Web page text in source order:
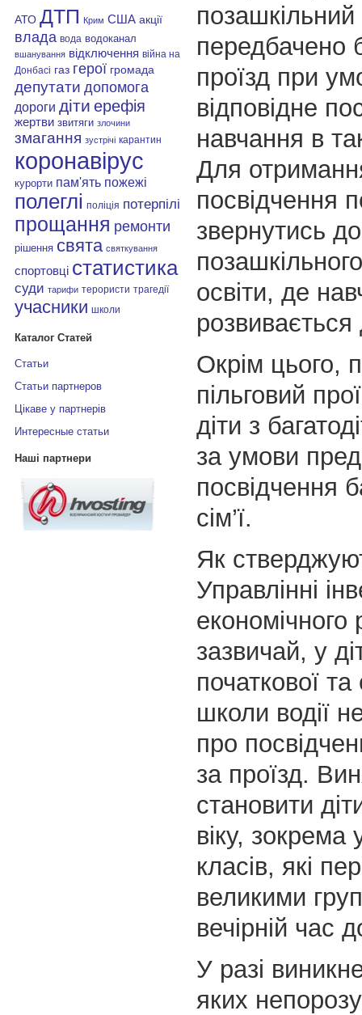
АТО ДТП Крим США акції
влада вода водоканал
вшанування відключення війна на
Донбасі газ герої громада
депутати допомога
дороги діти ерефія
жертви звитяги злочини
змагання зустрічі карантин
коронавірус
курорти пам'ять пожежі
полеглі поліція потерпілі
прощання ремонти
рішення свята святкування
спортовці статистика
суди тарифи терористи трагедії
учасники школи
Каталог Статей
Статьи
Статьи партнеров
Цікаве у партнерів
Интересные статьи
Наші партнери
передбачено
проїзд при
відповідне
навчання в
Для
посвідчення
звернутись
освіти, де
Окрім цього,
пільговий
діти з
за умови
посвідчення
сім’ї.
Як
Управлінні
економічного
зазвичай, у
початкової
школи водії
про
за проїзд.
становити
віку, зокрема
класів, які
великими
вечірній час
У разі
яких